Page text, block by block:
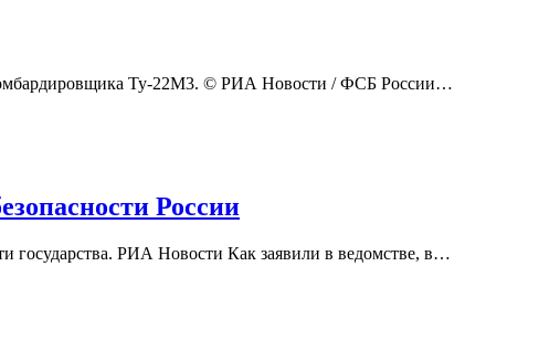
бомбардировщика Ту-22М3. © РИА Новости / ФСБ России…
России
государства. РИА Новости Как заявили в ведомстве, в…